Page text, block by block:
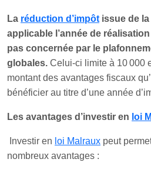
La réduction d’impôt issue de
applicable l’année de
pas concernée par le
globales. Celui-ci limite à 10 000
montant des avantages fiscaux
bénéficier au titre d’une année
Les avantages d’investir en loi
Investir en loi Malraux peut
nombreux avantages :